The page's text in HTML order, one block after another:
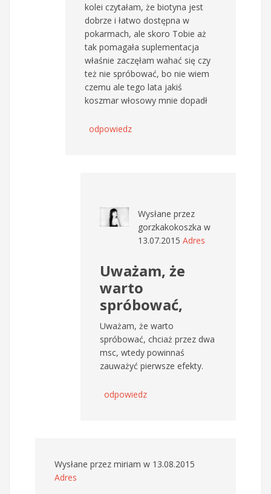
kolei czytałam, że biotyna jest
dobrze i łatwo dostępna w
pokarmach, ale skoro Tobie aż
tak pomagała suplementacja
właśnie zaczęłam wahać się czy
też nie spróbować, bo nie wiem
czemu ale tego lata jakiś
koszmar włosowy mnie dopadł
odpowiedz
Wysłane przez
gorzkakokoszka w
13.07.2015 Adres
Uważam, że
warto
spróbować,
Uważam, że warto
spróbować, chciaż przez dwa
msc, wtedy powinnaś
zauważyć pierwsze efekty.
odpowiedz
Wysłane przez miriam w 13.08.2015
Adres